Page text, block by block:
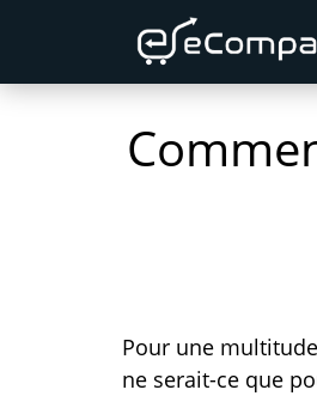
primary
content
primary
Pour une
ne serait-ce que